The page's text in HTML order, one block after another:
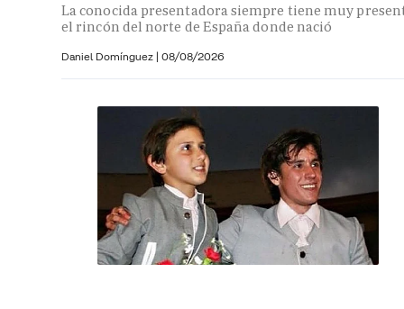
La conocida presentadora siempre tiene muy
el rincón del norte de España donde nació
Daniel Domínguez | 08/08/2026